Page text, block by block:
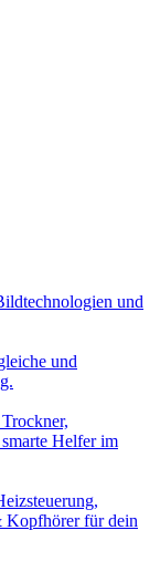
und
und
Helfer im
Kopfhörer für dein